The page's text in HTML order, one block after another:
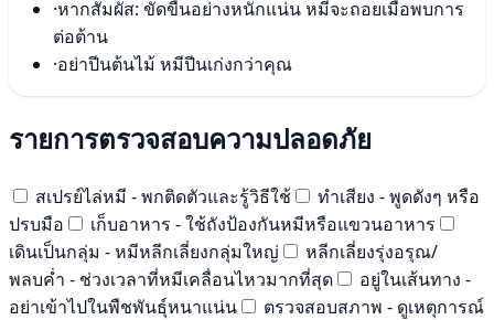
·หากสัมผัส: ขัดขืนอย่างหนักแน่น หมีจะถอยเมื่อพบการ
ต่อต้าน
·อย่าปีนต้นไม้ หมีปีนเก่งกว่าคุณ
รายการตรวจสอบความปลอดภัย
สเปรย์ไล่หมี - พกติดตัวและรู้วิธีใช้
ทำเสียง - พูดดังๆ หรือ
ปรบมือ
เก็บอาหาร - ใช้ถังป้องกันหมีหรือแขวนอาหาร
เดินเป็นกลุ่ม - หมีหลีกเลี่ยงกลุ่มใหญ่
หลีกเลี่ยงรุ่งอรุณ/
พลบค่ำ - ช่วงเวลาที่หมีเคลื่อนไหวมากที่สุด
อยู่ในเส้นทาง -
อย่าเข้าไปในพืชพันธุ์หนาแน่น
ตรวจสอบสภาพ - ดูเหตุการณ์